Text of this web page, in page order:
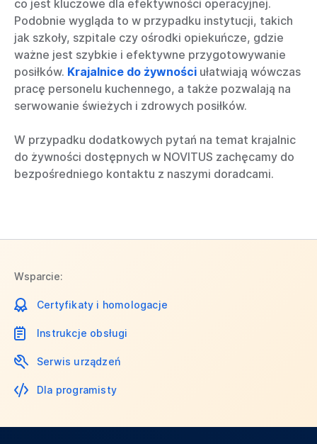
co jest kluczowe dla efektywności operacyjnej.
Podobnie wygląda to w przypadku instytucji, takich
jak szkoły, szpitale czy ośrodki opiekuńcze, gdzie
ważne jest szybkie i efektywne przygotowywanie
posiłków. Krajalnice do żywności ułatwiają wówczas
pracę personelu kuchennego, a także pozwalają na
serwowanie świeżych i zdrowych posiłków.
W przypadku dodatkowych pytań na temat krajalnic
do żywności dostępnych w NOVITUS zachęcamy do
bezpośredniego kontaktu z naszymi doradcami.
Wsparcie:
Certyfikaty i homologacje
Instrukcje obsługi
Serwis urządzeń
Dla programisty